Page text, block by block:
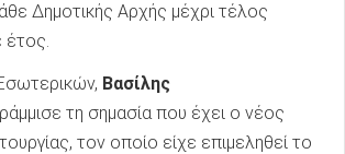
Δημοτικής Αρχής μέχρι τέλος
έτος.
Βασίλης
τη σημασία που έχει ο νέος
τον οποίο είχε επιμεληθεί το